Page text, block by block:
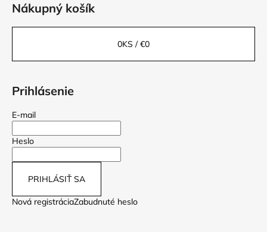
Nákupný košík
0KS /€0
Prihlásenie
E-mail
Heslo
PRIHLÁSIŤ SA
Nová registráciaZabudnuté heslo